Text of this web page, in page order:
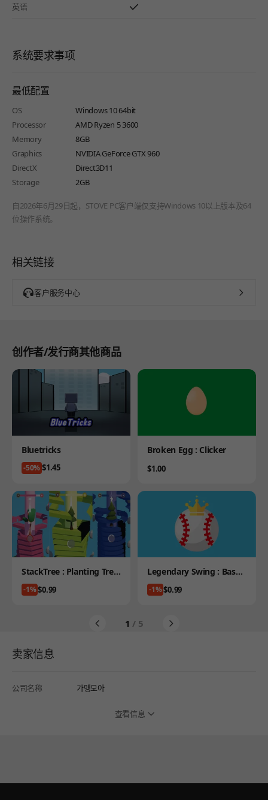
英语
系统要求事项
最低配置
OS
Windows 10 64bit
Processor
AMD Ryzen 5 3600
Memory
8GB
Graphics
NVIDIA GeForce GTX 960
DirectX
Direct3D11
Storage
2GB
自2026年6月29日起，STOVE PC客户端仅支持Windows 10以上版本及64
位操作系统。
相关链接
客户服务中心
创作者/发行商其他商品
Product
Bluetricks
-50%Price
$1.45
Product
Broken Egg : Clicker
Price
$1.00
Product
StackTree : Planting Tree
s
-1%Price
$0.99
Product
Legendary Swing : Baseb
all King
-1%Price
$0.99
1 / 5
卖家信息
公司名称 가맹모아
查看信息